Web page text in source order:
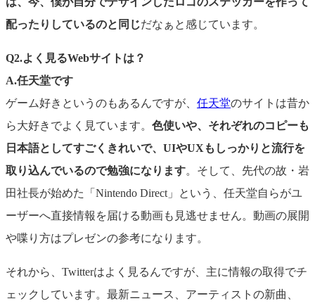
配ったりしているのと同じだなぁと感じています。
Q2.よく見るWebサイトは？
A.任天堂です
ゲーム好きというのもあるんですが、 任天堂のサイトは昔か
ら大好きでよく見ています。 色使いや、それぞれのコピーも
日本語としてすごくきれいで、UIやUXもしっかりと流行を
取り込んでいるので勉強になります。そして、先代の故・岩
田社長が始めた「Nintendo Direct」という、任天堂自らがユ
ーザーへ直接情報を届ける動画も見逃せません。動画の展開
や喋り方はプレゼンの参考になります。
それから、Twitterはよく見るんですが、主に情報の取得でチ
ェックしています。最新ニュース、アーティストの新曲、